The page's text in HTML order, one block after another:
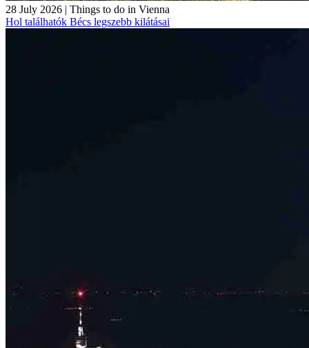
28 July 2026 | Things to do in Vienna
Hol találhatók Bécs legszebb kilátásai